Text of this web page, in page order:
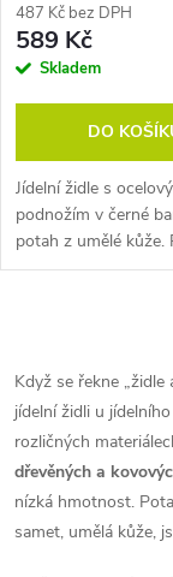
487 Kč bez DPH
589 Kč
Skladem
DO
Jídelní židle s
podnožím v černé
potah z umělé kůže.
51 x 41 x 95 cm (h
v
l
á
d
Když se řekne
jídelní židli u
rozličných
dřevěných a
nízká hmotnost.
samet, umělá kůže,